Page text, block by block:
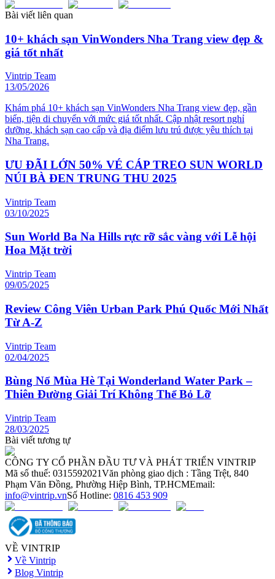
Bài viết liên quan
10+ khách sạn VinWonders Nha Trang view đẹp &
giá tốt nhất
Vintrip Team
13/05/2026
Khám phá 10+ khách sạn VinWonders Nha Trang view đẹp, gần
biển, tiện di chuyển với mức giá tốt nhất. Cập nhật resort nghỉ
dưỡng, khách sạn cao cấp và địa điểm lưu trú được yêu thích tại
Nha Trang.
ƯU ĐÃI LỚN 50% VÉ CÁP TREO SUN WORLD
NÚI BÀ ĐEN TRUNG THU 2025
Vintrip Team
03/10/2025
Sun World Ba Na Hills rực rỡ sắc vàng với Lễ hội
Hoa Mặt trời
Vintrip Team
09/05/2025
Review Công Viên Urban Park Phú Quốc Mới Nhất
Từ A-Z
Vintrip Team
02/04/2025
Bùng Nổ Mùa Hè Tại Wonderland Water Park –
Thiên Đường Giải Trí Không Thể Bỏ Lỡ
Vintrip Team
28/03/2025
Bài viết tương tự
CÔNG TY CỔ PHẦN ĐẦU TƯ VÀ PHÁT TRIỂN VINTRIP
Mã số thuế: 0315592021Văn phòng giao dịch : Tầng Trệt, 840
Phạm Văn Đồng, Phường Hiệp Bình, TP.HCMEmail:
info@vintrip.vnSố Hotline: 0816 453 909
VỀ VINTRIP
Về Vintrip
Blog Vintrip